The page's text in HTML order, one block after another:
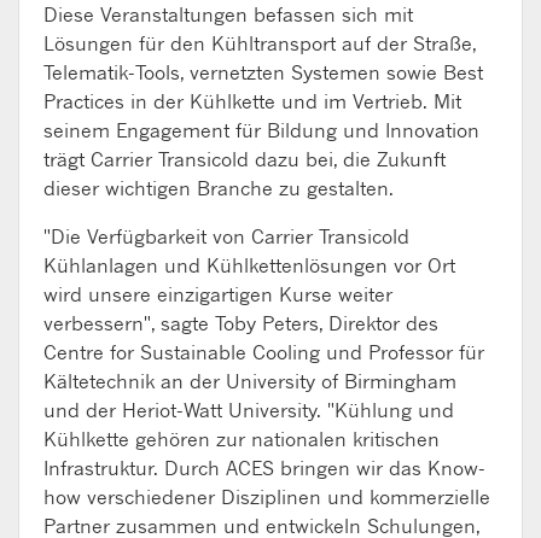
Diese Veranstaltungen befassen sich mit
Lösungen für den Kühltransport auf der Straße,
Telematik-Tools, vernetzten Systemen sowie Best
Practices in der Kühlkette und im Vertrieb. Mit
seinem Engagement für Bildung und Innovation
trägt Carrier Transicold dazu bei, die Zukunft
dieser wichtigen Branche zu gestalten.
"Die Verfügbarkeit von Carrier Transicold
Kühlanlagen und Kühlkettenlösungen vor Ort
wird unsere einzigartigen Kurse weiter
verbessern", sagte Toby Peters, Direktor des
Centre for Sustainable Cooling und Professor für
Kältetechnik an der University of Birmingham
und der Heriot-Watt University. "Kühlung und
Kühlkette gehören zur nationalen kritischen
Infrastruktur. Durch ACES bringen wir das Know-
how verschiedener Disziplinen und kommerzielle
Partner zusammen und entwickeln Schulungen,